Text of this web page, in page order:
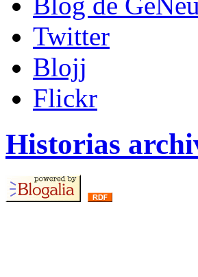
Twitter
Blojj
Flickr
Historias